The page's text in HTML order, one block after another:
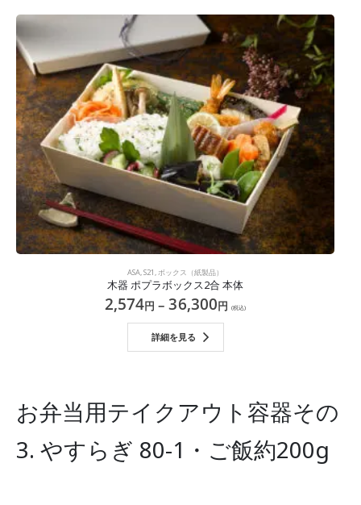
ASA,S21,ボックス（紙製品）
木器 ポプラボックス2合 本体
2,574円 –36,300円 (税込)
詳細を見る
お弁当用テイクアウト容器その
3. やすらぎ 80-1・ご飯約200g